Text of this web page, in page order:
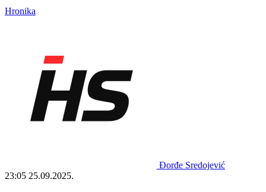
Hronika
Đorđe Sredojević
23:05 25.09.2025.